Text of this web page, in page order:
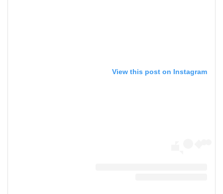
View this post on Instagram